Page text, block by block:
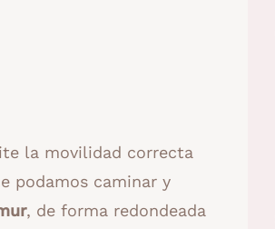
la movilidad correcta
podamos caminar y
, de forma redondeada